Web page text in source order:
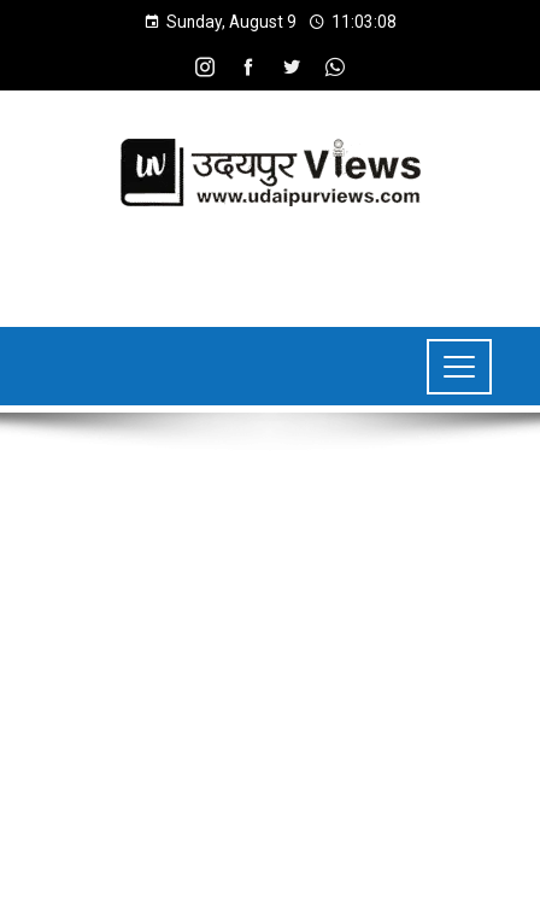
Sunday, August 9 11:03:09